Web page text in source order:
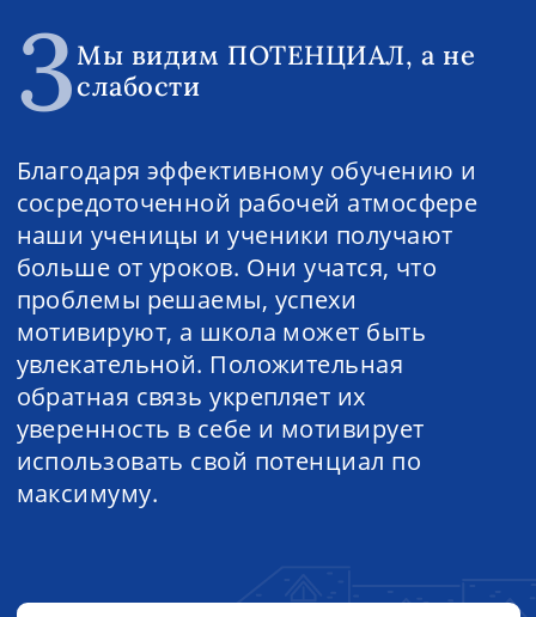
3Мы видим ПОТЕНЦИАЛ, а не
слабости
Благодаря эффективному обучению и
сосредоточенной рабочей атмосфере
наши ученицы и ученики получают
больше от уроков. Они учатся, что
проблемы решаемы, успехи
мотивируют, а школа может быть
увлекательной. Положительная
обратная связь укрепляет их
уверенность в себе и мотивирует
использовать свой потенциал по
максимуму.